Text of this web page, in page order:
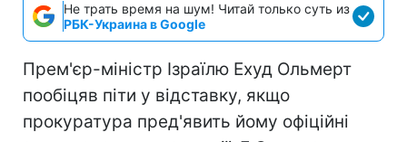
Не трать время на шум! Читай только суть из
РБК-Украина в Google
Прем'єр-міністр Ізраїлю Ехуд Ольмерт
пообіцяв піти у відставку, якщо
прокуратура пред'явить йому офіційні